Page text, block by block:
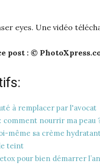
eyes. Une vidéo
post : ©
à remplacer par l'avocat
comment nourrir ma peau
même sa crème
teint
pour bien démarrer